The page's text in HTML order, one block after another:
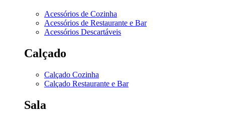
Acessórios de Cozinha
Acessórios de Restaurante e Bar
Acessórios Descartáveis
Calçado
Calçado Cozinha
Calçado Restaurante e Bar
Sala